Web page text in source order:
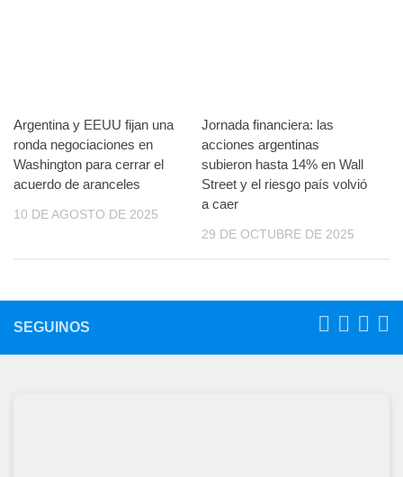
Argentina y EEUU fijan una
ronda negociaciones en
Washington para cerrar el
acuerdo de aranceles
10 DE AGOSTO DE 2025
Jornada financiera: las
acciones argentinas
subieron hasta 14% en Wall
Street y el riesgo país volvió
a caer
29 DE OCTUBRE DE 2025
SEGUINOS